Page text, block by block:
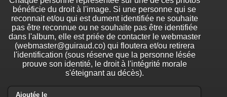
bénéficie du droit à l'image. Si une personne qui se
reconnait et/ou qui est dument identifiée ne souhaite
pas être reconnue ou ne souhaite pas être identifiée
dans l'album, elle est priée de contacter le webmaster
(webmaster@guiraud.co) qui floutera et/ou retirera
l'identification (sous réserve que la personne lésée
prouve son identité, le droit à l'intégrité morale
s'éteignant au décès).
Ajoutée le